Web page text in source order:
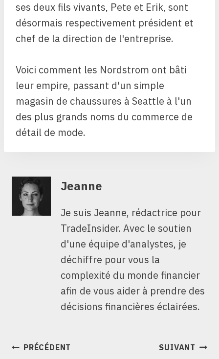
ses deux fils vivants, Pete et Erik, sont
désormais respectivement président et
chef de la direction de l'entreprise.
Voici comment les Nordstrom ont bâti
leur empire, passant d'un simple
magasin de chaussures à Seattle à l'un
des plus grands noms du commerce de
détail de mode.
Jeanne
Je suis Jeanne, rédactrice pour
TradeInsider. Avec le soutien
d'une équipe d'analystes, je
déchiffre pour vous la
complexité du monde financier
afin de vous aider à prendre des
décisions financières éclairées.
NAVIGATION
PRÉCÉDENT SUIVANT